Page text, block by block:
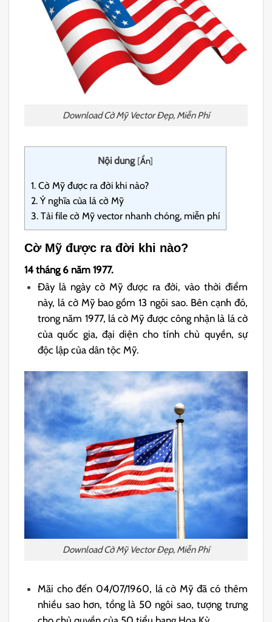
Download Cờ Mỹ Vector Đẹp, Miễn Phí
Nội dung [Ẩn]
1. Cờ Mỹ được ra đời khi nào?
2. Ý nghĩa của lá cờ Mỹ
3. Tải file cờ Mỹ vector nhanh chóng, miễn phí
Cờ Mỹ được ra đời khi nào?
14 tháng 6 năm 1977.
Đây là ngày cờ Mỹ được ra đời, vào thời điểm
này, lá cờ Mỹ bao gồm 13 ngôi sao. Bên cạnh đó,
trong năm 1977, lá cờ Mỹ được công nhận là lá cờ
của quốc gia, đại diện cho tính chủ quyền, sự
độc lập của dân tộc Mỹ.
Download Cờ Mỹ Vector Đẹp, Miễn Phí
Mãi cho đến 04/07/1960, lá cờ Mỹ đã có thêm
nhiều sao hơn, tổng là 50 ngôi sao, tượng trưng